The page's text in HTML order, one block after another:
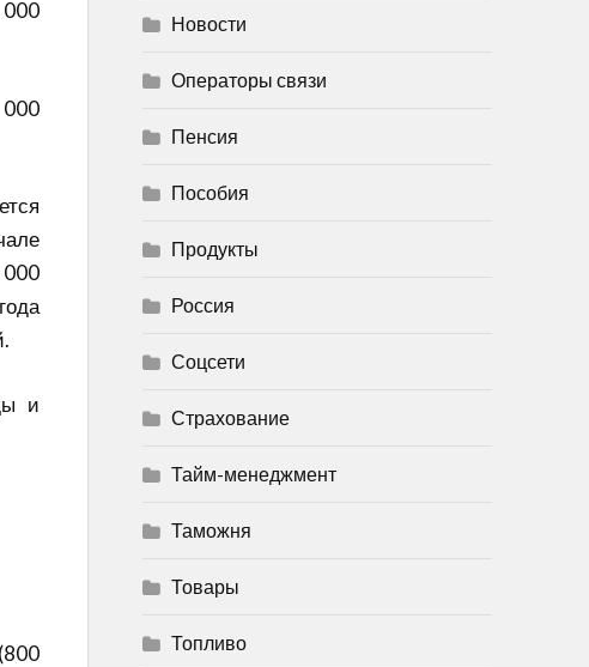
000
000
и
Новости
Операторы связи
Пенсия
Пособия
Продукты
Россия
Соцсети
Страхование
Тайм-менеджмент
Таможня
Товары
Топливо